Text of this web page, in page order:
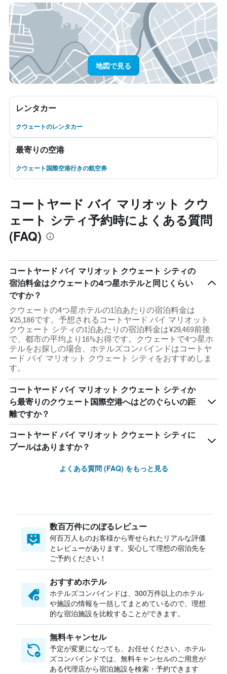
地図で見る
レンタカー
クウェートのレンタカー
最寄りの空港
クウェート国際空港行きの航空券
コートヤード バイ マリオット クウ
ェート シティ予約時によくある質問
(FAQ)
コートヤード バイ マリオット クウェート シティの
宿泊料金はクウェートの4つ星ホテルと同じくらい
ですか？
クウェートの4つ星ホテルの1泊あたりの宿泊料金は
¥25,186です。予想されるコートヤード バイ マリオット
クウェート シティの1泊あたりの宿泊料金は¥29,469前後
で、都市の平均より16%お得です。クウェートで4つ星ホ
テルをお探しの場合、ホテルズコンバインドはコートヤ
ード バイ マリオット クウェート シティをおすすめしま
す。
コートヤード バイ マリオット クウェート シティか
ら最寄りのクウェート国際空港へはどのぐらいの距
離ですか？
コートヤード バイ マリオット クウェート シティに
プールはありますか？
よくある質問 (FAQ) をもっと見る
数百万件にのぼるレビュー
何百万人ものお客様から寄せられたリアルな評価
とレビューがあります。安心して理想の宿泊先を
ご予約ください！
おすすめホテル
ホテルズコンバインドは、300万件以上のホテル
や施設の情報を一括してまとめているので、理想
的な宿泊施設を比較することができます。
無料キャンセル
予定が変更になっても、お任せください。ホテル
ズコンバインドでは、無料キャンセルのご用意が
ある代理店から宿泊施設を検索・予約できます